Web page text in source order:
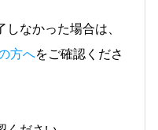
なかった場合は、
方へをご確認くださ